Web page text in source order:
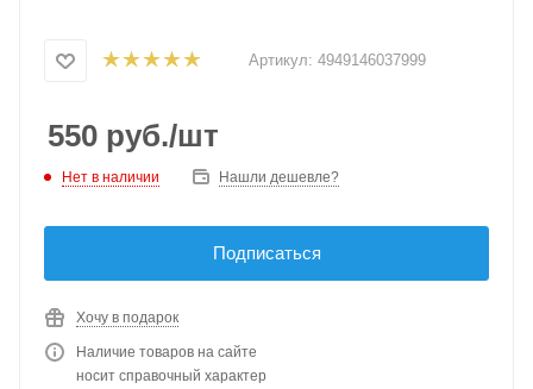
Артикул: 4949146037999
550 руб./шт
Нет в наличии Нашли дешевле?
Подписаться
Хочу в подарок
Наличие товаров на сайте
носит справочный характер